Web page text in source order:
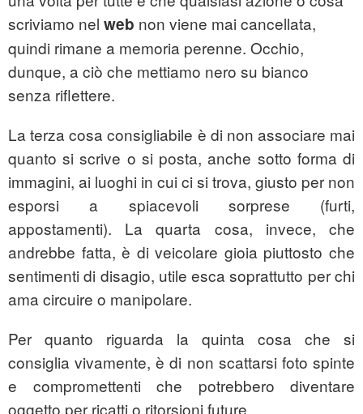
scriviamo nel web non viene mai cancellata,
quindi rimane a memoria perenne. Occhio,
dunque, a ciò che mettiamo nero su bianco
senza riflettere.
La terza cosa consigliabile è di non associare mai
quanto si scrive o si posta, anche sotto forma di
immagini, ai luoghi in cui ci si trova, giusto per non
esporsi a spiacevoli sorprese (furti,
appostamenti). La quarta cosa, invece, che
andrebbe fatta, è di veicolare gioia piuttosto che
sentimenti di disagio, utile esca soprattutto per chi
ama circuire o manipolare.
Per quanto riguarda la quinta cosa che si
consiglia vivamente, è di non scattarsi foto spinte
e compromettenti che potrebbero diventare
oggetto per ricatti o ritorsioni future.